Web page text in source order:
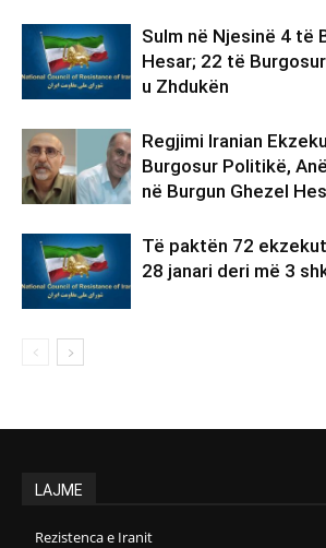
Sulm në Njesinë 4 të
Hesar; 22 të
u Zhdukën
Regjimi Iranian
Burgosur Politikë,
në Burgun Ghezel
Të paktën 72
28 janari deri më 3
LAJME
Rezistenca e Iranit